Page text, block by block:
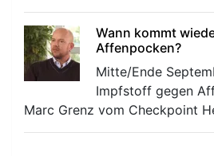
Wann kommt
Affenpocken?
Mitte/Ende
Impfstoff gegen
Marc Grenz vom Checkpoint